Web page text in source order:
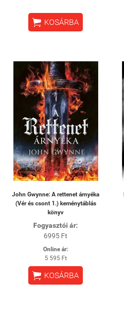
 KOSÁRBA
John Gwynne: A rettenet árnyéka
(Vér és csont 1.) keménytáblás
könyv
Fogyasztói ár:
6995 Ft
Online ár:
5 595 Ft
 KOSÁRBA